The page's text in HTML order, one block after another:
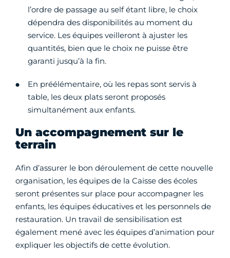
l’ordre de passage au self étant libre, le choix
dépendra des disponibilités au moment du
service. Les équipes veilleront à ajuster les
quantités, bien que le choix ne puisse être
garanti jusqu’à la fin.
En préélémentaire, où les repas sont servis à
table, les deux plats seront proposés
simultanément aux enfants.
Un accompagnement sur le
terrain
Afin d’assurer le bon déroulement de cette nouvelle
organisation, les équipes de la Caisse des écoles
seront présentes sur place pour accompagner les
enfants, les équipes éducatives et les personnels de
restauration. Un travail de sensibilisation est
également mené avec les équipes d’animation pour
expliquer les objectifs de cette évolution.